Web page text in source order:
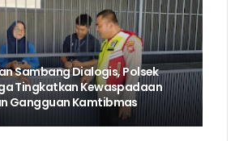
Sambang Dialogis, Polsek
Tingkatkan Kewaspadaan
Gangguan Kamtibmas